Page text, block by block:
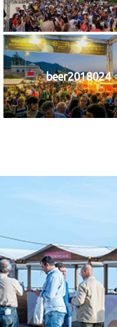
beer2018024